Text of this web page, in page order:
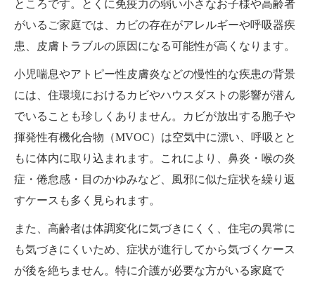
ところです。とくに免疫力の弱い小さなお子様や高齢者
がいるご家庭では、カビの存在がアレルギーや呼吸器疾
患、皮膚トラブルの原因になる可能性が高くなります。
小児喘息やアトピー性皮膚炎などの慢性的な疾患の背景
には、住環境におけるカビやハウスダストの影響が潜ん
でいることも珍しくありません。カビが放出する胞子や
揮発性有機化合物（MVOC）は空気中に漂い、呼吸とと
もに体内に取り込まれます。これにより、鼻炎・喉の炎
症・倦怠感・目のかゆみなど、風邪に似た症状を繰り返
すケースも多く見られます。
また、高齢者は体調変化に気づきにくく、住宅の異常に
も気づきにくいため、症状が進行してから気づくケース
が後を絶ちません。特に介護が必要な方がいる家庭で